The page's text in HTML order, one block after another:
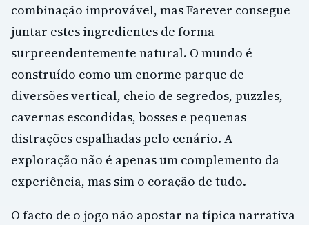
combinação improvável, mas Farever consegue
juntar estes ingredientes de forma
surpreendentemente natural. O mundo é
construído como um enorme parque de
diversões vertical, cheio de segredos, puzzles,
cavernas escondidas, bosses e pequenas
distrações espalhadas pelo cenário. A
exploração não é apenas um complemento da
experiência, mas sim o coração de tudo.
O facto de o jogo não apostar na típica narrativa